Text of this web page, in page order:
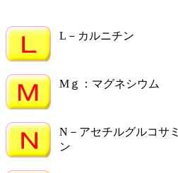
L－カルニチン
Mｇ：マグネシウム
N－アセチルグルコサミ
ン